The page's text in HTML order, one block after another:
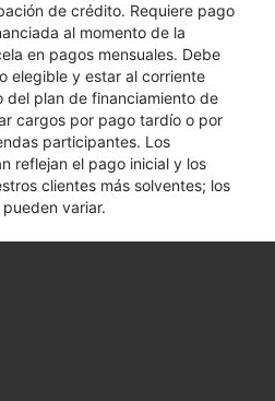
de crédito. Requiere pago
al momento de la
en pagos mensuales. Debe
elegible y estar al corriente
del plan de financiamiento de
cargos por pago tardío o por
participantes. Los
reflejan el pago inicial y los
clientes más solventes; los
variar.